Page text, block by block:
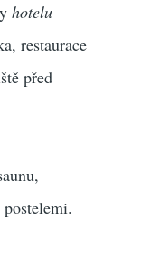
hotelu
restaurace
před